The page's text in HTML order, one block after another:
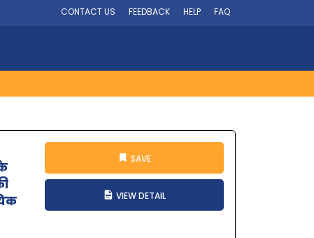
CONTACT US FEEDBACK HELP FAQ
SAVE
VIEW DETAIL